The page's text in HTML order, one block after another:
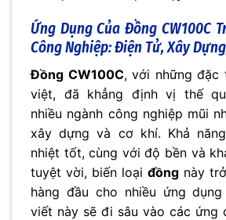
Ứng Dụng CủaĐồng CW100C
Công Nghiệp: Điện Tử, Xây
Đồng CW100C, với những đặc
việt, đã khẳng định vị thế
nhiều ngành công nghiệp mũi
xây dựng và cơ khí. Khả
nhiệt tốt, cùng với độ bền và
tuyệt vời, biến loại đồng này
hàng đầu cho nhiều ứng
viết này sẽ đi sâu vào các ứng